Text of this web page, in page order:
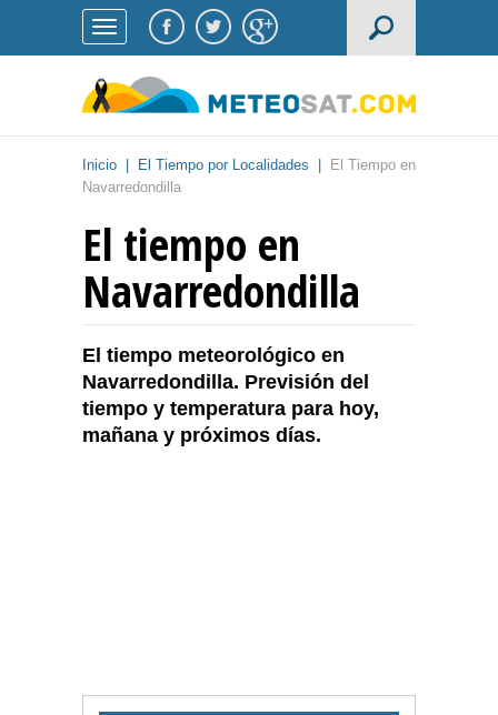
Inicio El Tiempo por Localidades
El Tiempo en
Navarredondilla
El tiempo en
Navarredondilla
El tiempo meteorológico en
Navarredondilla. Previsión del
tiempo y temperatura para hoy,
mañana y próximos días.